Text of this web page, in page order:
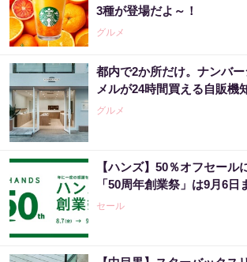
3種が登場だよ～！
グルメ
都内で2か所だけ。ナンバ
メルが24時間買える自販機
グルメ
【ハンズ】50％オフセール
「50周年創業祭」は9月6日
セール